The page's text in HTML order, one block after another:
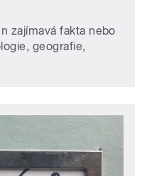
zajímavá fakta nebo
geografie,